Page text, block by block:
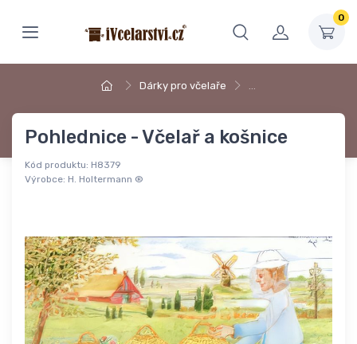
0
Dárky pro včelaře …
Pohlednice - Včelař a košnice
Kód produktu: H8379
Výrobce: H. Holtermann ®